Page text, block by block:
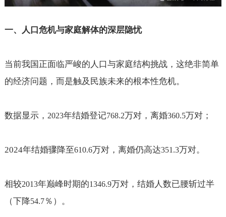
一、人口危机与家庭解体的深层隐忧
当前我国正面临严峻的人口与家庭结构挑战，这绝非简单
的经济问题，而是触及民族未来的根本性危机。
数据显示， 2023年结婚登记768.2万对，离婚360.5万对；
2024年结婚骤降至610.6万对，离婚仍高达351.3万对。
相较2013年巅峰时期的1346.9万对，结婚人数已腰斩过半
（下降54.7％）。